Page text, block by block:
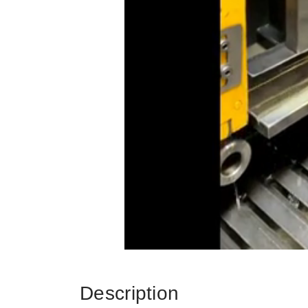
Description